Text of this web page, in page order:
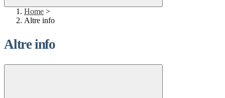
Home >
Altre info
Altre info